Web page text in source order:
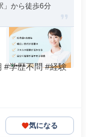
」から徒歩6分
#学歴不問 #経験
気になる